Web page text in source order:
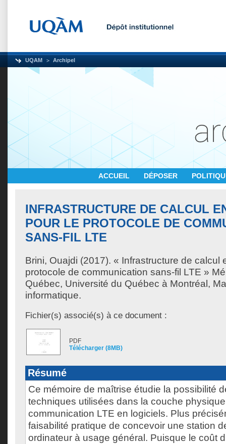
UQAM Archipel
ACCUEIL DÉPOSER
INFRASTRUCTURE DE CALCUL
POUR LE PROTOCOLE DE
SANS-FIL LTE
Brini, Ouajdi (2017). « Infrastructure de calcul
protocole de communication sans-fil LTE »
Québec, Université du Québec à Montréal,
informatique.
Fichier(s) associé(s) à ce document :
PDF
Télécharger (8MB)
Résumé
Ce mémoire de maîtrise étudie la possibilité
techniques utilisées dans la couche
communication LTE en logiciels. Plus
faisabilité pratique de concevoir une station
ordinateur à usage général. Puisque le coût